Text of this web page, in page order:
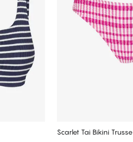
Scarlet Tai Bikini Trusse